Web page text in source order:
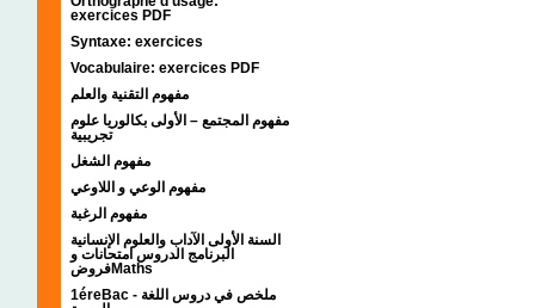
exercices PDF
Syntaxe: exercices
Vocabulaire: exercices PDF
مفهوم التقنية والعلم
مفهوم المجتمع – الأولى بكالوريا علوم
تجريبية
مفهوم الشغل
مفهوم الوعي و اللاوعي
مفهوم الرغبة
السنة الأولى الآداب والعلوم الإنسانية
البرنامج الدروس امتحانات و
فروضMaths
1éreBac - ملخص في دروس اللغة